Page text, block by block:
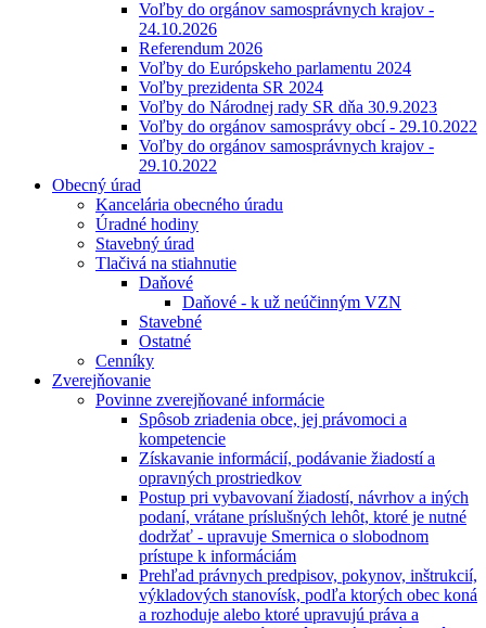
Voľby do orgánov samosprávnych krajov -
24.10.2026
Referendum 2026
Voľby do Európskeho parlamentu 2024
Voľby prezidenta SR 2024
Voľby do Národnej rady SR dňa 30.9.2023
Voľby do orgánov samosprávy obcí - 29.10.2022
Voľby do orgánov samosprávnych krajov -
29.10.2022
Obecný úrad
Kancelária obecného úradu
Úradné hodiny
Stavebný úrad
Tlačivá na stiahnutie
Daňové
Daňové - k už neúčinným VZN
Stavebné
Ostatné
Cenníky
Zverejňovanie
Povinne zverejňované informácie
Spôsob zriadenia obce, jej právomoci a
kompetencie
Získavanie informácií, podávanie žiadostí a
opravných prostriedkov
Postup pri vybavovaní žiadostí, návrhov a iných
podaní, vrátane príslušných lehôt, ktoré je nutné
dodržať - upravuje Smernica o slobodnom
prístupe k informáciám
Prehľad právnych predpisov, pokynov, inštrukcií,
výkladových stanovísk, podľa ktorých obec koná
a rozhoduje alebo ktoré upravujú práva a